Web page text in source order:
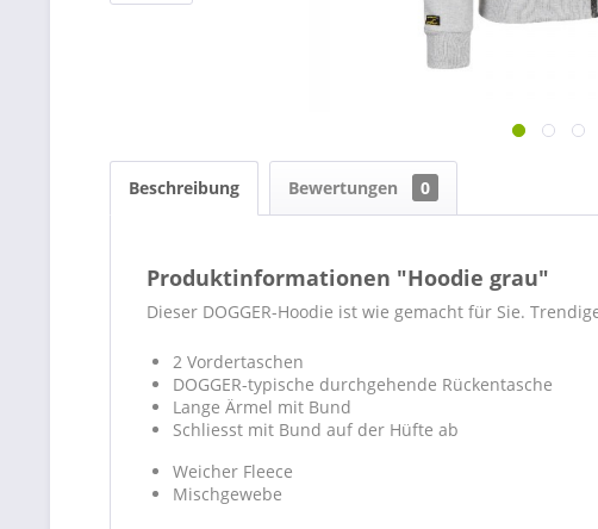
Beschreibung Bewertungen 0
Produktinformationen "Hoodie grau"
Dieser DOGGER-Hoodie ist wie gemacht für Sie.
2 Vordertaschen
DOGGER-typische durchgehende Rückentasche
Lange Ärmel mit Bund
Schliesst mit Bund auf der Hüfte ab
Weicher Fleece
Mischgewebe